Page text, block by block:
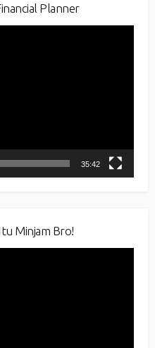
Planner
35:42
Minjam Bro!